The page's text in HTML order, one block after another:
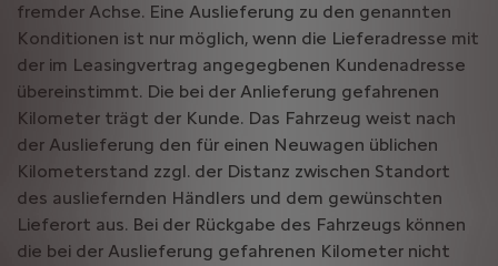
fremder Achse. Eine Auslieferung zu den genannten
Konditionen ist nur möglich, wenn die Lieferadresse mit
der im Leasingvertrag angegegbenen Kundenadresse
übereinstimmt. Die bei der Anlieferung gefahrenen
Kilometer trägt der Kunde. Das Fahrzeug weist nach
der Auslieferung den für einen Neuwagen üblichen
Kilometerstand zzgl. der Distanz zwischen Standort
des ausliefernden Händlers und dem gewünschten
Lieferort aus. Bei der Rückgabe des Fahrzeugs können
die bei der Auslieferung gefahrenen Kilometer nicht